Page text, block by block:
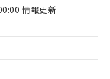
情報更新